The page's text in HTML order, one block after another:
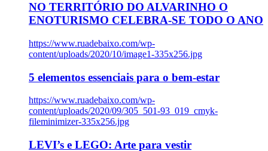
NO TERRITÓRIO DO ALVARINHO O
ENOTURISMO CELEBRA-SE TODO O ANO
https://www.ruadebaixo.com/wp-
content/uploads/2020/10/image1-335x256.jpg
5 elementos essenciais para o bem-estar
https://www.ruadebaixo.com/wp-
content/uploads/2020/09/305_501-93_019_cmyk-
fileminimizer-335x256.jpg
LEVI’s e LEGO: Arte para vestir